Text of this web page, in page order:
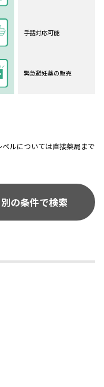
手話対応可能
緊急避妊薬の販売
ルについては直接薬局まで
別の条件で検索